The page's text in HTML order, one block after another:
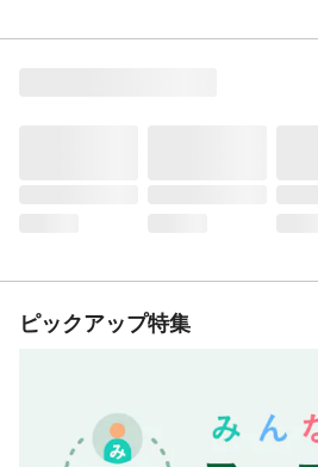
ピックアップ特集